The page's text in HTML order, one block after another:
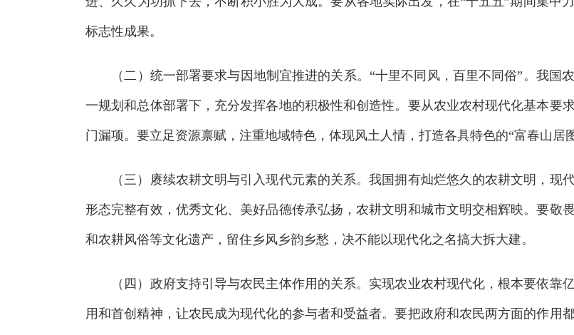
标志性成果。
（二）统一部署要求与因地制宜推进的关系。“十里不同风，百里不同俗”。我国
一规划和总体部署下，充分发挥各地的积极性和创造性。要从农业农村现代化基本要
门漏项。要立足资源禀赋，注重地域特色，体现风土人情，打造各具特色的“富春山居
（三）赓续农耕文明与引入现代元素的关系。我国拥有灿烂悠久的农耕文明，现
形态完整有效，优秀文化、美好品德传承弘扬，农耕文明和城市文明交相辉映。要敬
和农耕风俗等文化遗产，留住乡风乡韵乡愁，决不能以现代化之名搞大拆大建。
（四）政府支持引导与农民主体作用的关系。实现农业农村现代化，根本要依靠
用和首创精神，让农民成为现代化的参与者和受益者。要把政府和农民两方面的作用